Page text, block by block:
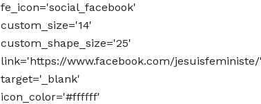
fe_icon='social_facebook'
custom_size='14'
custom_shape_size='25'
link='https://www.facebook.com/
target='_blank'
icon_color='#ffffff'